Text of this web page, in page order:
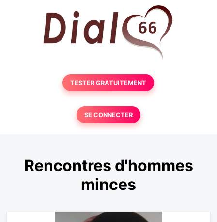
TESTER GRATUITEMENT
SE CONNECTER
Rencontres d'hommes
minces